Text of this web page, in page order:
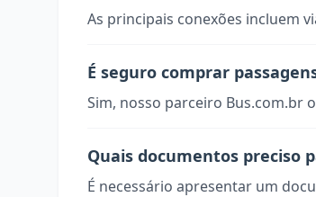
As principais conexões incluem
É seguro comprar
Sim, nosso parceiro Bus.com.br
Quais documentos preciso
É necessário apresentar um